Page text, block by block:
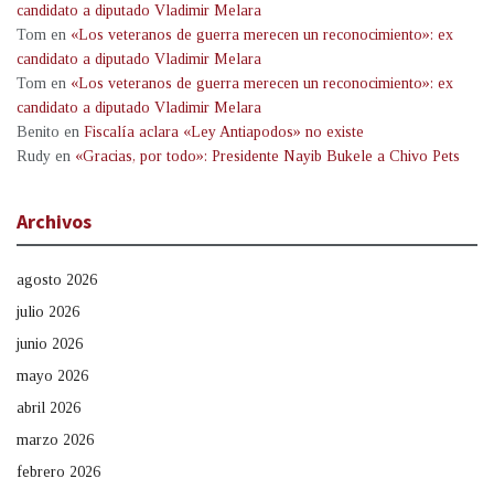
candidato a diputado Vladimir Melara
Tom en «Los veteranos de guerra merecen un reconocimiento»: ex
candidato a diputado Vladimir Melara
Tom en «Los veteranos de guerra merecen un reconocimiento»: ex
candidato a diputado Vladimir Melara
Benito en Fiscalía aclara «Ley Antiapodos» no existe
Rudy en «Gracias, por todo»: Presidente Nayib Bukele a Chivo Pets
Archivos
agosto 2026
julio 2026
junio 2026
mayo 2026
abril 2026
marzo 2026
febrero 2026